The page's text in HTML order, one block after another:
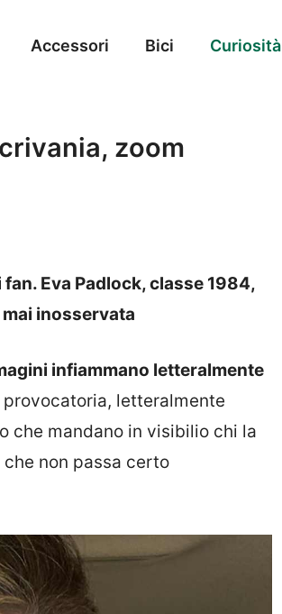
Accessori Bici Curiosità
zoom
Eva Padlock, classe 1984,
inosservata
infiammano letteralmente
letteralmente
che mandano in visibilio chi la
che non passa certo